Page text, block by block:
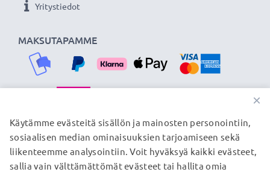
MAKSUTAPAMME
Yritystiedot
TOIMITUSKUMPPANIMME
© subtel.fi 2026
×
Käytämme evästeitä sisällön ja mainosten personointiin,
sosiaalisen median ominaisuuksien tarjoamiseen sekä
liikenteemme analysointiin. Voit hyväksyä kaikki evästeet,
sallia vain välttämättömät evästeet tai hallita omia